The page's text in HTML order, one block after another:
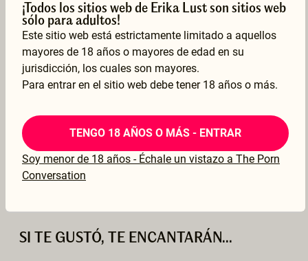
09 Feb 2022
Mostrar traducción
Boring bi stereotype
–
Elisabeth
29 May 2021
Mostrar traducción
SI TE GUSTÓ, TE ENCANTARÁN...
¡Todos los sitios web de Erika Lust son sitios web
sólo para adultos!
Este sitio web está estrictamente limitado a aquellos
mayores de 18 años o mayores de edad en su
jurisdicción, los cuales son mayores.
Para entrar en el sitio web debe tener 18 años o más.
TENGO 18 AÑOS O MÁS - ENTRAR
Soy menor de 18 años - Échale un vistazo a The Porn
Conversation